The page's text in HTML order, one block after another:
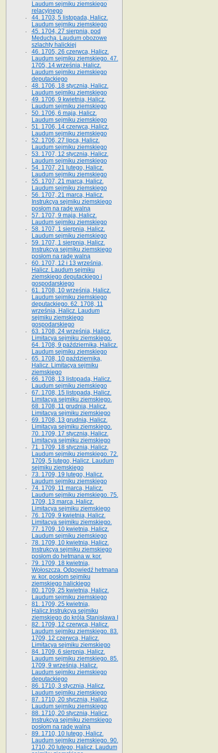
Laudum sejmiku ziemskiego
relacyjnego
44. 1703, 5 listopada, Halicz.
Laudum sejmiku ziemskiego
45. 1704, 27 sierpnia, pod
Meduchą. Laudum obozowe
szlachty halickiej
46. 1705, 26 czerwca, Halicz.
Laudum sejmiku ziemskiego. 47.
1705, 14 września, Halicz.
Laudum sejmiku ziemskiego
deputackiego
48. 1706, 18 stycznia, Halicz.
Laudum sejmiku ziemskiego
49. 1706, 9 kwietnia, Halicz.
Laudum sejmiku ziemskiego
50. 1706, 6 maja, Halicz.
Laudum sejmiku ziemskiego
51. 1706, 14 czerwca, Halicz.
Laudum sejmiku ziemskiego
52. 1706, 27 lipca, Halicz.
Laudum sejmiku ziemskiego
53. 1707, 12 stycznia, Halicz.
Laudum sejmiku ziemskiego
54. 1707, 21 lutego, Halicz.
Laudum sejmiku ziemskiego
55. 1707, 21 marca, Halicz.
Laudum sejmiku ziemskiego
56. 1707, 21 marca, Halicz.
Instrukcya sejmiku ziemskiego
posłom na radę walną
57. 1707, 9 maja, Halicz.
Laudum sejmiku ziemskiego
58. 1707, 1 sierpnia, Halicz.
Laudum sejmiku ziemskiego
59. 1707, 1 sierpnia, Halicz.
Instrukcya sejmiku ziemskiego
posłom na radę walną
60. 1707, 12 i 13 września,
Halicz. Laudum sejmiku
ziemskiego deputackiego i
gospodarskiego
61. 1708, 10 września, Halicz.
Laudum sejmiku ziemskiego
deputackiego. 62. 1708, 11
września, Halicz. Laudum
sejmiku ziemskiego
gospodarskiego
63. 1708, 24 września, Halicz.
Limitacya sejmiku ziemskiego.
64. 1708, 9 października, Halicz.
Laudum sejmiku ziemskiego
65­. 1708, 10 października,
Halicz. Limitacya sejmiku
ziemskiego
66. 1708, 13 listopada, Halicz.
Laudum sejmiku ziemskiego
67. 1708, 15 listopada, Halicz.
Limitacya sejmiku ziemskiego.
68. 1708, 11 grudnia, Halicz.
Limitacya sejmiku ziemskiego
69. 1708, 13 grudnia, Halicz.
Limitacya sejmiku ziemskiego.
70. 1709, 17 stycznia, Halicz.
Limitacya sejmiku ziemskiego
71. 1709, 18 stycznia, Halicz.
Laudum sejmiku ziemskiego. 72.
1709, 5 lutego, Halicz. Laudum
sejmiku ziemskiego
73. 1709, 19 lutego, Halicz.
Laudum sejmiku ziemskiego
74. 1709, 11 marca, Halicz.
Laudum sejmiku ziemskiego. 75.
1709, 13 marca, Halicz.
Limitacya sejmiku ziemskiego
76. 1709, 9 kwietnia, Halicz.
Limitacya sejmiku ziemskiego.
77. 1709, 10 kwietnia, Halicz.
Laudum sejmiku ziemskiego
78. 1709, 10 kwietnia, Halicz.
Instrukcya sejmiku ziemskiego
posłom do hetmana w. kor.
79. 1709, 18 kwietnia,
Wołoszcza. Odpowiedź hetmana
w. kor. posłom sejmiku
ziemskiego halickiego
80. 1709, 25 kwietnia, Halicz.
Laudum sejmiku ziemskiego
81. 1709, 25 kwietnia,
Halicz.Instrukcya sejmiku
ziemskiego do króla Stanisława I
82. 1709, 12 czerwca, Halicz.
Laudum sejmiku ziemskiego. 83.
1709, 12 czerwca, Halicz.
Limitacya sejmiku ziemskiego
84. 1709, 6 sierpnia, Halicz.
Laudum sejmiku ziemskiego. 85.
1709, 9 września, Halicz.
Laudum sejmiku ziemskiego
deputackiego
86. 1710, 3 stycznia, Halicz.
Laudum sejmiku ziemskiego
87. 1710, 20 stycznia, Halicz.
Laudum sejmiku ziemskiego
88. 1710, 20 stycznia, Halicz.
Instrukcya sejmiku ziemskiego
posłom na radę walną
89. 1710, 10 lutego, Halicz.
Laudum sejmiku ziemskiego. 90.
1710, 20 lutego, Halicz. Laudum